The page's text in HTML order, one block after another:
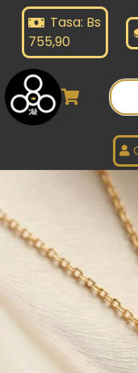
Tasa: Bs
755,90
de